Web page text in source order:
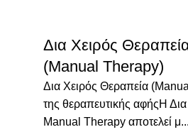
Δια Χειρός
(Manual Therapy)
Δια Χειρός Θεραπεία
της θεραπευτικής αφήςΗ
Manual Therapy αποτελεί μ...